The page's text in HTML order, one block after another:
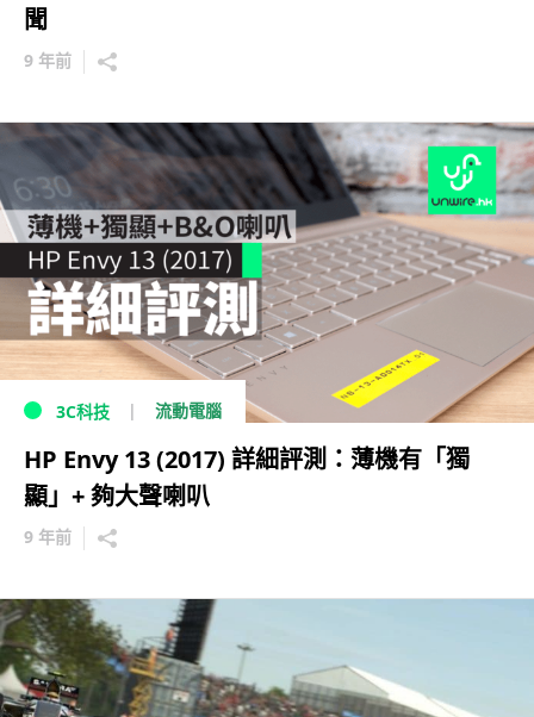
聞
9 年前
3C科技 流動電腦
HP Envy 13 (2017) 詳細評測：薄機有「獨
顯」+ 夠大聲喇叭
9 年前